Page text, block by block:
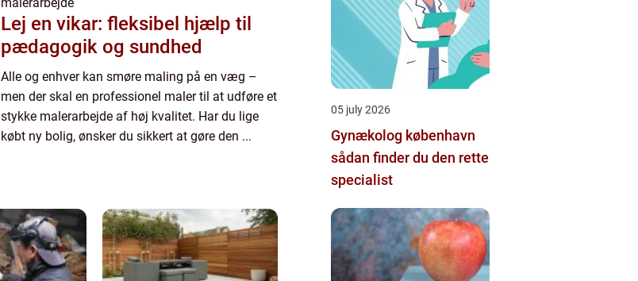
Lej en vikar: fleksibel hjælp til
pædagogik og sundhed
Alle og enhver kan smøre maling på en væg –
men der skal en professionel maler til at udføre et
stykke malerarbejde af høj kvalitet. Har du lige
købt ny bolig, ønsker du sikkert at gøre den ...
05 july 2026
Gynækolog københavn
sådan finder du den rette
specialist